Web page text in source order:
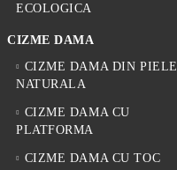
ECOLOGICA
CIZME DAMA
CIZME DAMA DIN PIELE
NATURALA
CIZME DAMA CU
PLATFORMA
CIZME DAMA CU TOC